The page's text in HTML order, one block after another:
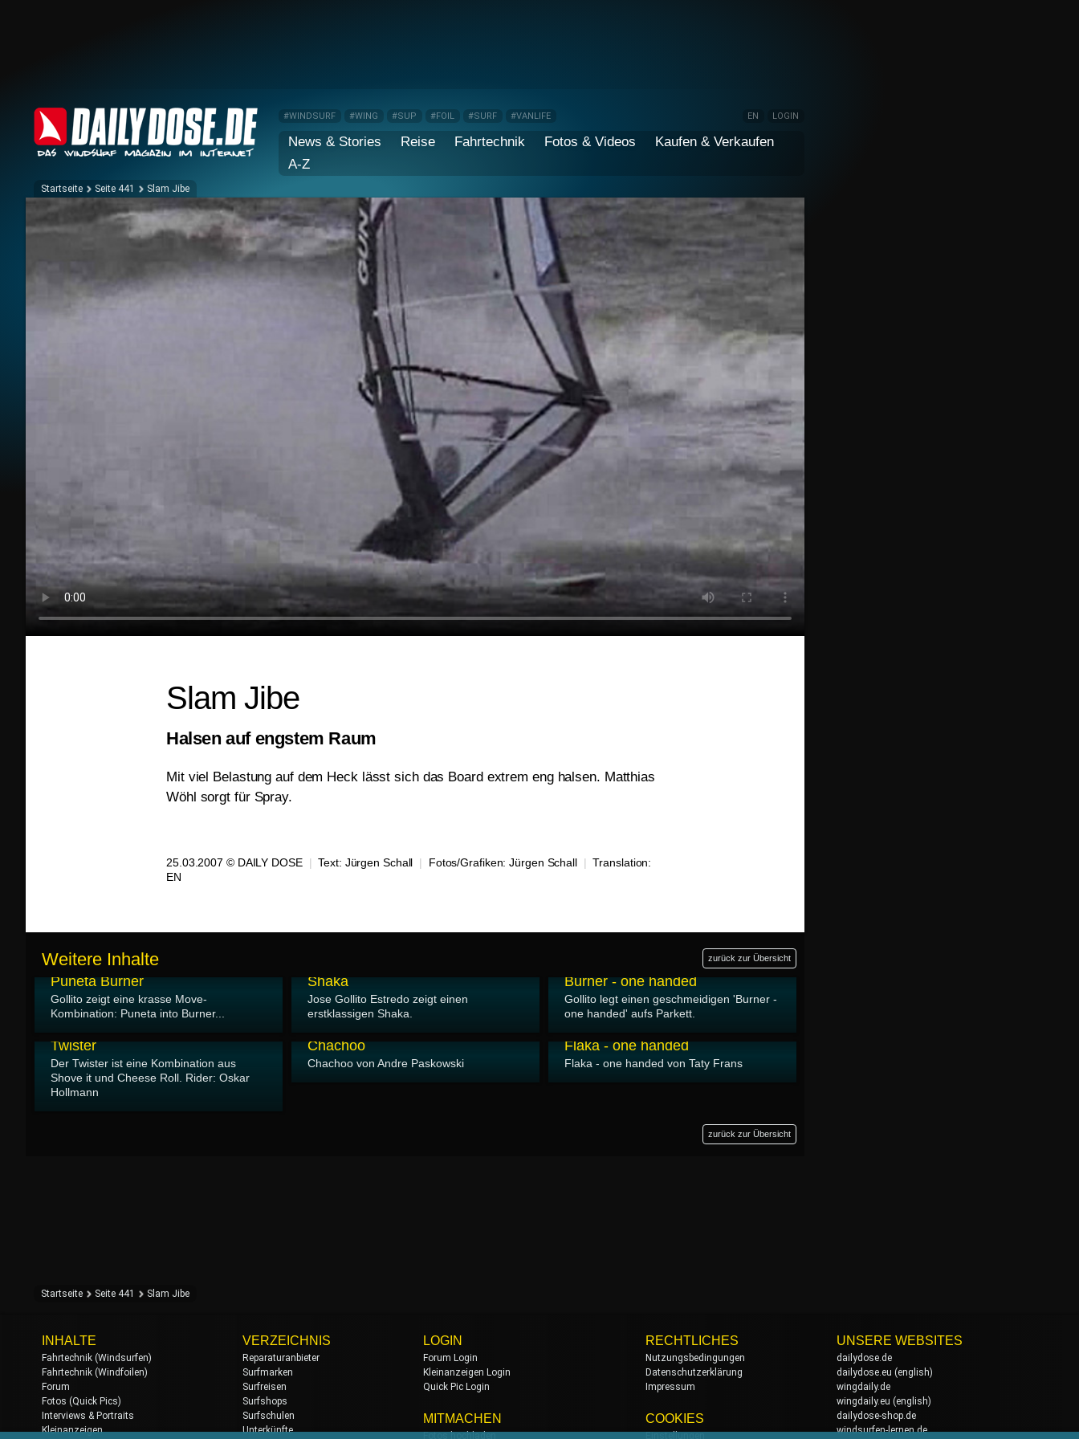
#WINDSURF #WING #SUP #FOIL #SURF #VANLIFE EN LOGIN
News & Stories Reise Fahrtechnik Fotos & Videos
Kaufen & Verkaufen
A-Z
Startseite Seite 441 Slam Jibe
Slam Jibe
Halsen auf engstem Raum
Mit viel Belastung auf dem Heck lässt sich das Board extrem eng halsen. Matthias
Wöhl sorgt für Spray.
25.03.2007 © DAILY DOSE | Text: Jürgen Schall | Fotos/Grafiken:Jürgen Schall | Translation:
EN
Weitere Inhalte zurück zur Übersicht
23.07.2007
Puneta Burner
Gollito zeigt eine krasse Move-
Kombination: Puneta into Burner...
Shaka
Jose Gollito Estredo zeigt einen
erstklassigen Shaka.
Burner - one handed
Gollito legt einen geschmeidigen 'Burner -
one handed' aufs Parkett.
Twister
Der Twister ist eine Kombination aus
Shove it und Cheese Roll. Rider: Oskar
Hollmann
Chachoo
Chachoo von Andre Paskowski
Flaka - one handed
Flaka - one handed von Taty Frans
zurück zur Übersicht
Startseite Seite 441 Slam Jibe
INHALTE
Fahrtechnik (Windsurfen)
Fahrtechnik (Windfoilen)
Forum
Fotos (Quick Pics)
Interviews & Portraits
Kleinanzeigen
VERZEICHNIS
Reparaturanbieter
Surfmarken
Surfreisen
Surfshops
Surfschulen
Unterkünfte
LOGIN
Forum Login
Kleinanzeigen Login
Quick Pic Login
MITMACHEN
Fotos hochladen
RECHTLICHES
Nutzungsbedingungen
Datenschutzerklärung
Impressum
COOKIES
Einstellungen
UNSERE WEBSITES
dailydose.de
dailydose.eu (english)
wingdaily.de
wingdaily.eu (english)
dailydose-shop.de
windsurfen-lernen.de